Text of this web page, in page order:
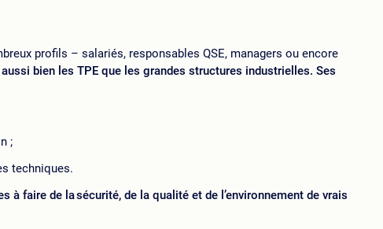
profils – salariés, responsables QSE, managers ou encore
bien les TPE que les grandes structures industrielles. Ses
;
techniques.
à faire de la sécurité, de la qualité et de l’environnement de vrais